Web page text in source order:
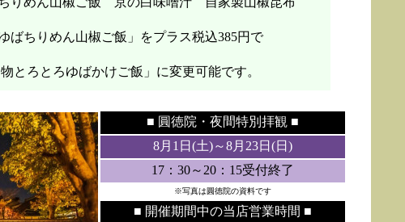
ばちりめん山椒ご飯」をプラス税込385円で
物とろとろゆばかけご飯」に変更可能です。
■ 圓徳院・ 夜間特別拝観 ■
8月1日(土)～8月23日(日)
17：30～20：15受付終了
※写真は圓徳院の資料です
■ 開催期間中の当店営業時間 ■